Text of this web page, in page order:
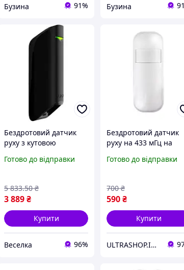
Бузина 91% Бузина
Бездротовий датчик
руху з кутовою
безпеки приміщень
Готово до відправки
3 889₴
5 833.50 ₴
Купити
Веселка 96%
Бездротовий датчик
руху на 433 мГц на
метрів Nectronix PIR-
Готово до відправки
590₴
700 ₴
Купити
ULTRASHOP.IN.UA 🛒 Інтернет-магазин трендових гаджетів